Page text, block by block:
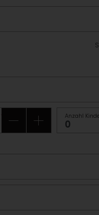
Anzahl